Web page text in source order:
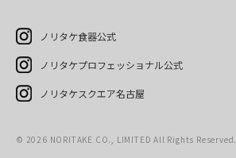
ノリタケ食器公式
ノリタケプロフェッショナル公式
ノリタケスクエア名古屋
© 2026 NORITAKE CO., LIMITED All Rights Reserved.